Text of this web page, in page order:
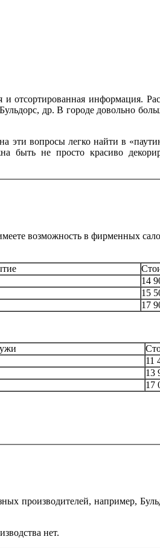
отсортированная информация.
др. В городе довольно
эти вопросы легко найти в
быть не просто красиво
возможность в фирменных
14
15
17
11
13
17
производителей, например,
нет.